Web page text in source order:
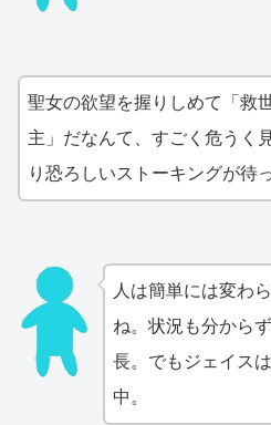
聖女の欲望を握りしめて「救
主」だなんて、すごく危うく
り恐ろしいストーキングが待
人は簡単には変わ
ね。状況も分から
長。でもジェイス
中。